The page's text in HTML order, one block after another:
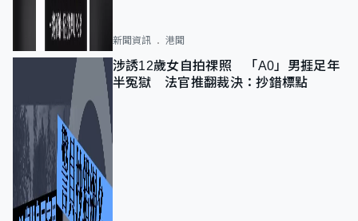
新聞資訊 港聞
涉誘12歲女自拍祼照 「A0」男捱足年
半冤獄 法官推翻裁決：抄錯標點